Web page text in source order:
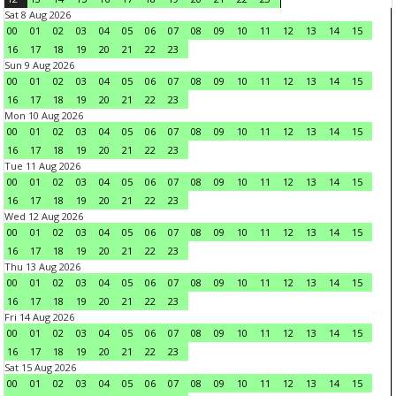
Sat 8 Aug 2026
00
01 02 03 04 05 06 07 08 09 10 11 12 13 14
15
16
17 18 19 20 21 22
23
Sun 9 Aug 2026
00
01 02 03 04 05 06 07 08 09 10 11 12 13 14
15
16
17 18 19 20 21 22
23
Mon 10 Aug 2026
00
01 02 03 04 05 06 07 08 09 10 11 12 13 14
15
16
17 18 19 20 21 22
23
Tue 11 Aug 2026
00
01 02 03 04 05 06 07 08 09 10 11 12 13 14
15
16
17 18 19 20 21 22
23
Wed 12 Aug 2026
00
01 02 03 04 05 06 07 08 09 10 11 12 13 14
15
16
17 18 19 20 21 22
23
Thu 13 Aug 2026
00
01 02 03 04 05 06 07 08 09 10 11 12 13 14
15
16
17 18 19 20 21 22
23
Fri 14 Aug 2026
00
01 02 03 04 05 06 07 08 09 10 11 12 13 14
15
16
17 18 19 20 21 22
23
Sat 15 Aug 2026
00
01 02 03 04 05 06 07 08 09 10 11 12 13 14
15